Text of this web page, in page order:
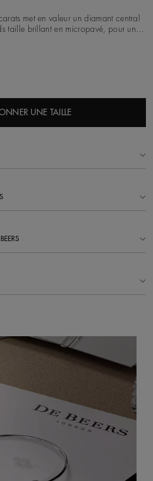
met en valeur un diamant central
taille brillant en micropavé, pour un
UNE TAILLE